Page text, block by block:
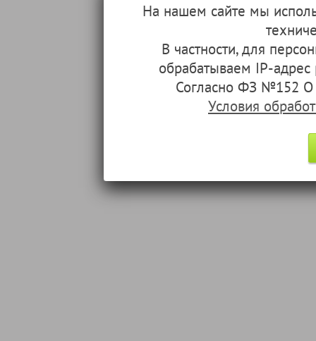
На нашем сайте мы
В частности, для
обрабатываем IP-
Согласно ФЗ №152 О
Условия